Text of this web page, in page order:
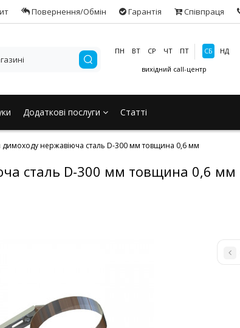
Повернення/Обмін Гарантія Співпраця
ПН ВТ СР ЧТ ПТ СБ
НД
вихідний call-центр
Додаткові послуги Статті
димоходу нержавіюча сталь D-300 мм товщина 0,6 мм
сталь D-300 мм товщина 0,6 мм